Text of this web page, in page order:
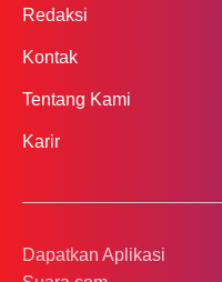
Redaksi
Kontak
Tentang Kami
Karir
Dapatkan Aplikasi